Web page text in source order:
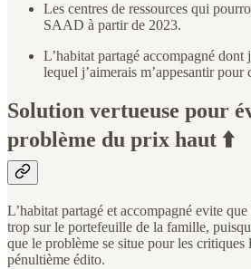
Les centres de ressources qui
SAAD à partir de 2023.
L’habitat partagé accompagné dont
lequel j’aimerais m’appesantir pour
Solution vertueuse pour
problème du prix haut ⬆️
L’habitat partagé et accompagné evite
trop sur le portefeuille de la famille,
que le problème se situe pour les
pénultième édito.